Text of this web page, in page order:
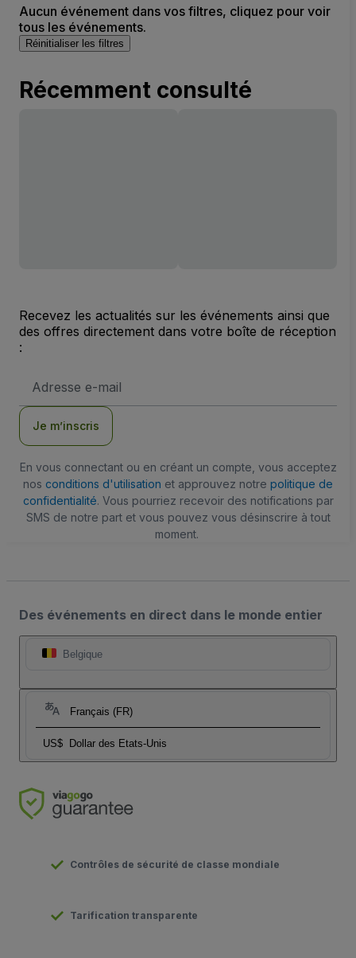
Aucun événement dans vos filtres, cliquez pour voir
tous les événements.
Réinitialiser les filtres
Récemment consulté
Recevez les actualités sur les événements ainsi que
des offres directement dans votre boîte de réception
:
e-
Je m’inscris
En vous connectant ou en créant un compte, vous acceptez
nos conditions d'utilisation et approuvez notre politique de
confidentialité. Vous pourriez recevoir des notifications par
SMS de notre part et vous pouvez vous désinscrire à tout
moment.
Des événements en direct dans le monde entier
Belgique
Français (FR)
US$ Dollar des Etats-Unis
Contrôles de sécurité de classe mondiale
Tarification transparente